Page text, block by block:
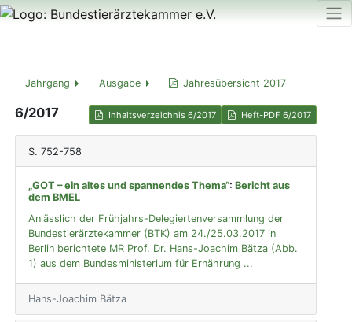
Jahrgang Ausgabe Jahresübersicht 2017
6/2017 Heft-PDF 6/2017
Inhaltsverzeichnis 6/2017
S. 752-758
„GOT – ein altes und spannendes Thema“:Bericht aus
dem BMEL
Anlässlich der Frühjahrs-Delegiertenversammlung der
Bundestierärztekammer (BTK) am 24./25.03.2017 in
Berlin berichtete MR Prof. Dr. Hans-Joachim Bätza (Abb.
1) aus dem Bundesministerium für Ernährung ...
Hans-Joachim Bätza